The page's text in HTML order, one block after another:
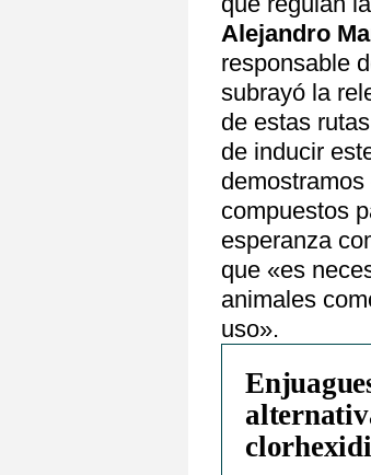
Alejandro
responsable
subrayó la
de estas
de inducir
compuestos
esperanza
que «es
animales
uso».